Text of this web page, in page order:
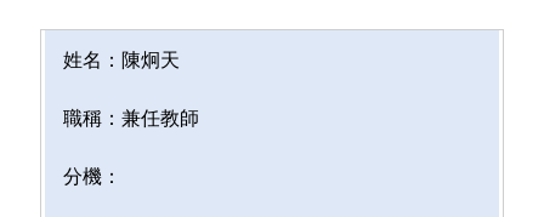
姓名：陳炯天
職稱： 兼任教師
分機：